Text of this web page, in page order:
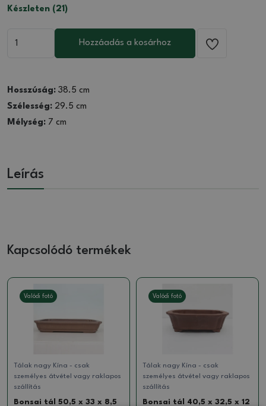
Készleten (21)
Hozzáadás a kosárhoz
Hosszúság: 38.5 cm
Szélesség: 29.5 cm
Mélység: 7 cm
Leírás
Kapcsolódó termékek
Valódi fotó
Tálak nagy Kína - csak
személyes átvétel vagy raklapos
szállítás
Bonsai tál 50,5 x 33 x 8,5
Valódi fotó
Tálak nagy Kína - csak
személyes átvétel vagy raklapos
szállítás
Bonsai tál 40,5 x 32,5 x 12